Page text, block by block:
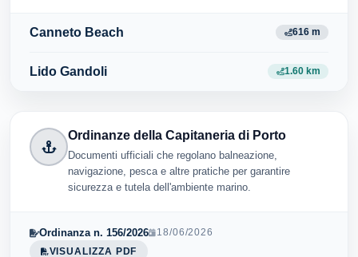
Canneto Beach 616 m
Lido Gandoli 1.60 km
Ordinanze della Capitaneria di Porto
Documenti ufficiali che regolano balneazione,
navigazione, pesca e altre pratiche per garantire
sicurezza e tutela dell'ambiente marino.
Ordinanza n. 156/2026
18/06/2026
VISUALIZZA PDF